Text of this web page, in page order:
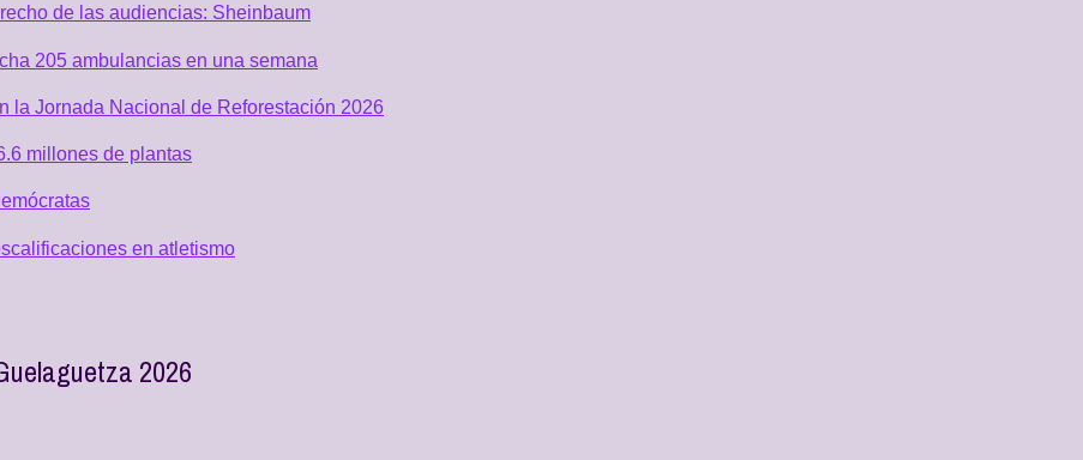
de las audiencias: Sheinbaum
205 ambulancias en una semana
la Jornada Nacional de Reforestación 2026
millones de plantas
en atletismo
2026